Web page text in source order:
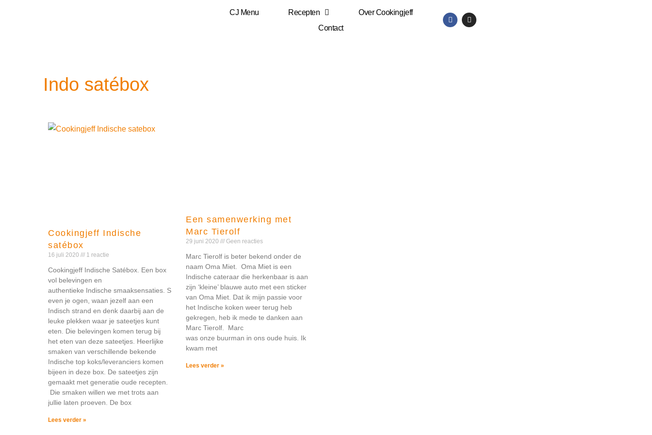
CJ Menu Recepten
Over Cookingjeff
Contact
Indo satébox
Cookingjeff Indische
satébox
16 juli 2020 1 reactie
Cookingjeff Indische Satébox. Een box
vol belevingen en
authentieke Indische smaaksensaties. Sluit
even je ogen, waan jezelf aan een
Indisch strand en denk daarbij aan de
leuke plekken waar je sateetjes kunt
eten. Die belevingen komen terug bij
het eten van deze sateetjes. Heerlijke
smaken van verschillende bekende
Indische top koks/leveranciers komen
bijeen in deze box. De sateetjes zijn
gemaakt met generatie oude recepten.
Die smaken willen we met trots aan
jullie laten proeven. De box
Lees verder »
Een samenwerking met
Marc Tierolf
29 juni 2020 Geen reacties
Marc Tierolf is beter bekend onder de
naam Oma Miet. Oma Miet is een
Indische cateraar die herkenbaar is aan
zijn ‘kleine’ blauwe auto met een sticker
van Oma Miet. Dat ik mijn passie voor
het Indische koken weer terug heb
gekregen, heb ik mede te danken aan
Marc Tierolf. Marc
was onze buurman in ons oude huis. Ik
kwam met
Lees verder »